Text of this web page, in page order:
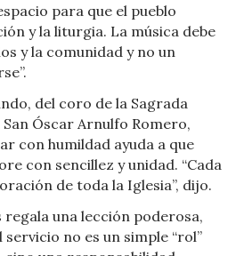
para que el pueblo
y la liturgia. La música debe
y la comunidad y no un
del coro de la Sagrada
San Óscar Arnulfo Romero,
con humildad ayuda a que
con sencillez y unidad. “Cada
de toda la Iglesia”, dijo.
regala una lección poderosa,
no es un simple “rol”